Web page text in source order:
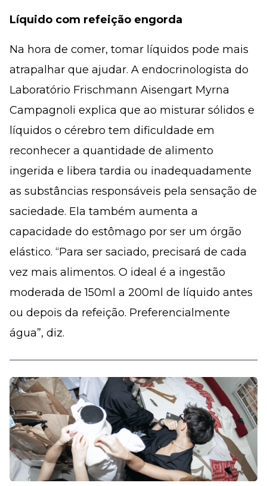
Líquido com refeição engorda
Na hora de comer, tomar líquidos pode mais
atrapalhar que ajudar. A endocrinologista do
Laboratório Frischmann Aisengart Myrna
Campagnoli explica que ao misturar sólidos e
líquidos o cérebro tem dificuldade em
reconhecer a quantidade de alimento
ingerida e libera tardia ou inadequadamente
as substâncias responsáveis pela sensação de
saciedade. Ela também aumenta a
capacidade do estômago por ser um órgão
elástico. “Para ser saciado, precisará de cada
vez mais alimentos. O ideal é a ingestão
moderada de 150ml a 200ml de líquido antes
ou depois da refeição. Preferencialmente
água”, diz.